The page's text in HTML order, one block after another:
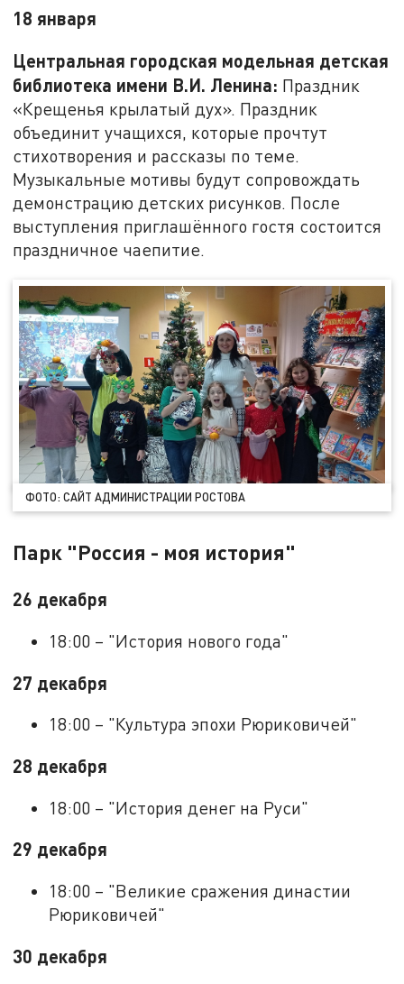
18 января
Центральная городская модельная детская
библиотека имени В.И. Ленина: Праздник
«Крещенья крылатый дух». Праздник
объединит учащихся, которые прочтут
стихотворения и рассказы по теме.
Музыкальные мотивы будут сопровождать
демонстрацию детских рисунков. После
выступления приглашённого гостя состоится
праздничное чаепитие.
ФОТО: САЙТ АДМИНИСТРАЦИИ РОСТОВА
Парк "Россия - моя история"
26 декабря
18:00 – "История нового года"
27 декабря
18:00 – "Культура эпохи Рюриковичей"
28 декабря
18:00 – "История денег на Руси"
29 декабря
18:00 – "Великие сражения династии
Рюриковичей"
30 декабря